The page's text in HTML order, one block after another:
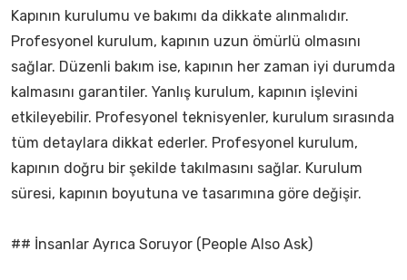
Kapının kurulumu ve bakımı da dikkate alınmalıdır.
Profesyonel kurulum, kapının uzun ömürlü olmasını
sağlar. Düzenli bakım ise, kapının her zaman iyi durumda
kalmasını garantiler. Yanlış kurulum, kapının işlevini
etkileyebilir. Profesyonel teknisyenler, kurulum sırasında
tüm detaylara dikkat ederler. Profesyonel kurulum,
kapının doğru bir şekilde takılmasını sağlar. Kurulum
süresi, kapının boyutuna ve tasarımına göre değişir.
## İnsanlar Ayrıca Soruyor (People Also Ask)